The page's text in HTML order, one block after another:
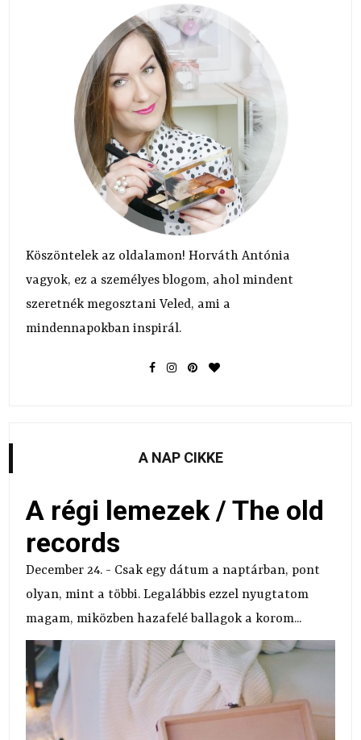
Köszöntelek az oldalamon! Horváth Antónia
vagyok, ez a személyes blogom, ahol mindent
szeretnék megosztani Veled, ami a
mindennapokban inspirál.
A NAP CIKKE
A régi lemezek / The old
records
December 24. - Csak egy dátum a naptárban, pont
olyan, mint a többi. Legalábbis ezzel nyugtatom
magam, miközben hazafelé ballagok a korom...